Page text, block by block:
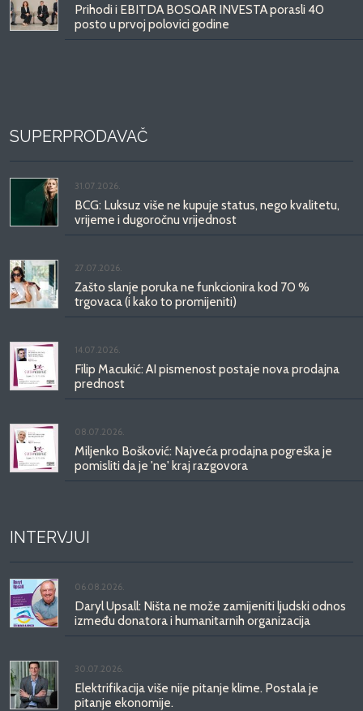
Prihodi i EBITDA BOSQAR INVESTA porasli 40
posto u prvoj polovici godine
SUPERPRODAVAČ
31.07.2026.
BCG: Luksuz više ne kupuje status, nego kvalitetu,
vrijeme i dugoročnu vrijednost
27.07.2026.
Zašto slanje poruka ne funkcionira kod 70 %
trgovaca (i kako to promijeniti)
14.07.2026.
Filip Macukić: AI pismenost postaje nova prodajna
prednost
08.07.2026.
Miljenko Bošković: Najveća prodajna pogreška je
pomisliti da je 'ne' kraj razgovora
INTERVJUI
06.08.2026.
Daryl Upsall: Ništa ne može zamijeniti ljudski odnos
između donatora i humanitarnih organizacija
30.07.2026.
Elektrifikacija više nije pitanje klime. Postala je
pitanje ekonomije.